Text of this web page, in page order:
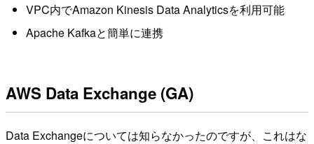
VPC内でAmazon Kinesis Data Analyticsを利用可能
Apache Kafkaと簡単に連携
AWS Data Exchange (GA)
Data Exchangeについては知らなかったのですが、これはな